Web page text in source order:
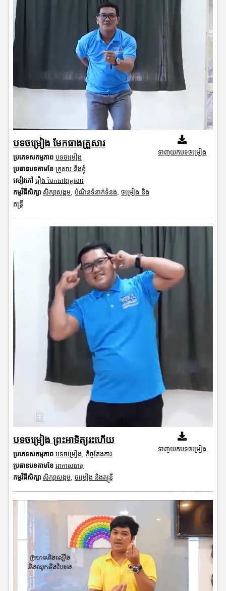
បទចម្រៀង មែកធាងគ្រួសារ
ប្រភេទសកម្មភាព បទចម្រៀង
ប្រធានបទតាមខែ គ្រួសារ និងខ្ញុំ
សៀវភៅ រឿង មែកធាងគ្រួសារ
កម្មវិធីសិក្សា សិក្សាសង្គម, បំណិនទំនាក់ទំនង, ចម្រៀង និង
តន្ត្រី
ទាញយកបទចម្រៀង
បទចម្រៀង ព្រះអាទិត្យរះហើយ
ប្រភេទសកម្មភាព បទចម្រៀង, កិច្ចតែងការ
ប្រធានបទតាមខែ អាកាសធាតុ
កម្មវិធីសិក្សា សិក្សាសង្គម, ចម្រៀង និងតន្ត្រី
ទាញយកបទចម្រៀង